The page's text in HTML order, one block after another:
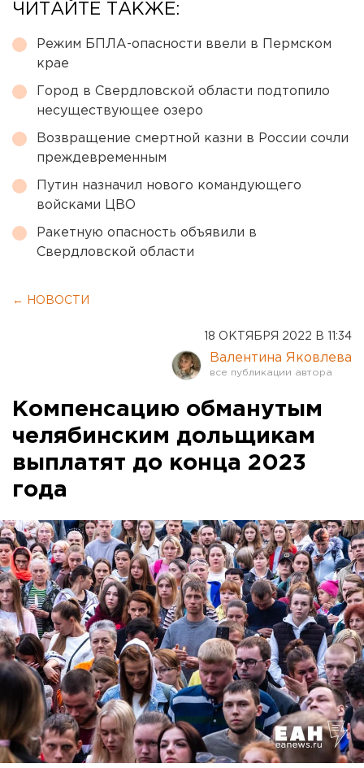
ЧИТАЙТЕ ТАКЖЕ:
Режим БПЛА-опасности ввели в Пермском
крае
Город в Свердловской области подтопило
несуществующее озеро
Возвращение смертной казни в России сочли
преждевременным
Путин назначил нового командующего
войсками ЦВО
Ракетную опасность объявили в
Свердловской области
← НОВОСТИ
18 ОКТЯБРЯ 2022 В 11:34
Валентина Яковлева
Компенсацию обманутым
челябинским дольщикам
выплатят до конца 2023
года